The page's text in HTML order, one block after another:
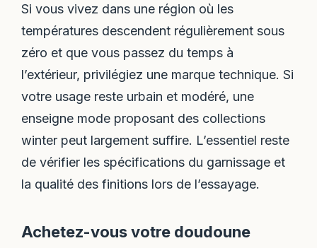
Si vous vivez dans une région où les
températures descendent régulièrement sous
zéro et que vous passez du temps à
l’extérieur, privilégiez une marque technique. Si
votre usage reste urbain et modéré, une
enseigne mode proposant des collections
winter peut largement suffire. L’essentiel reste
de vérifier les spécifications du garnissage et
la qualité des finitions lors de l’essayage.
Achetez-vous votre doudoune